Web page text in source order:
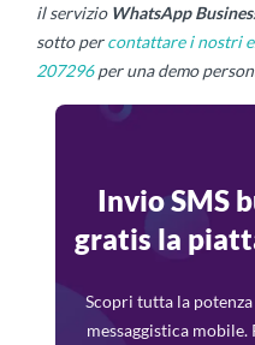
il servizio WhatsApp
sotto percontattare i nostri
207296per una demo
Invio SMS
gratis la
Scopri tutta la
messaggistica